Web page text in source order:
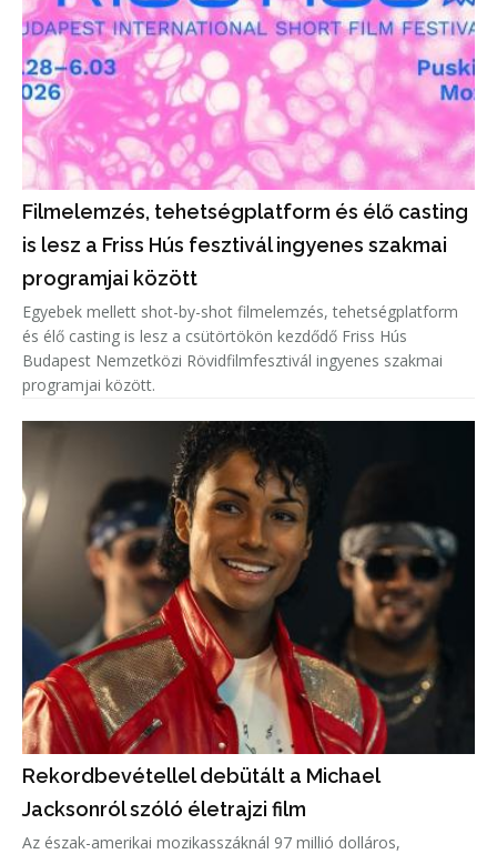
Filmelemzés, tehetségplatform és élő casting
is lesz a Friss Hús fesztivál ingyenes szakmai
programjai között
Egyebek mellett shot-by-shot filmelemzés, tehetségplatform
és élő casting is lesz a csütörtökön kezdődő Friss Hús
Budapest Nemzetközi Rövidfilmfesztivál ingyenes szakmai
programjai között.
Rekordbevétellel debütált a Michael
Jacksonról szóló életrajzi film
Az észak-amerikai mozikasszáknál 97 millió dolláros,